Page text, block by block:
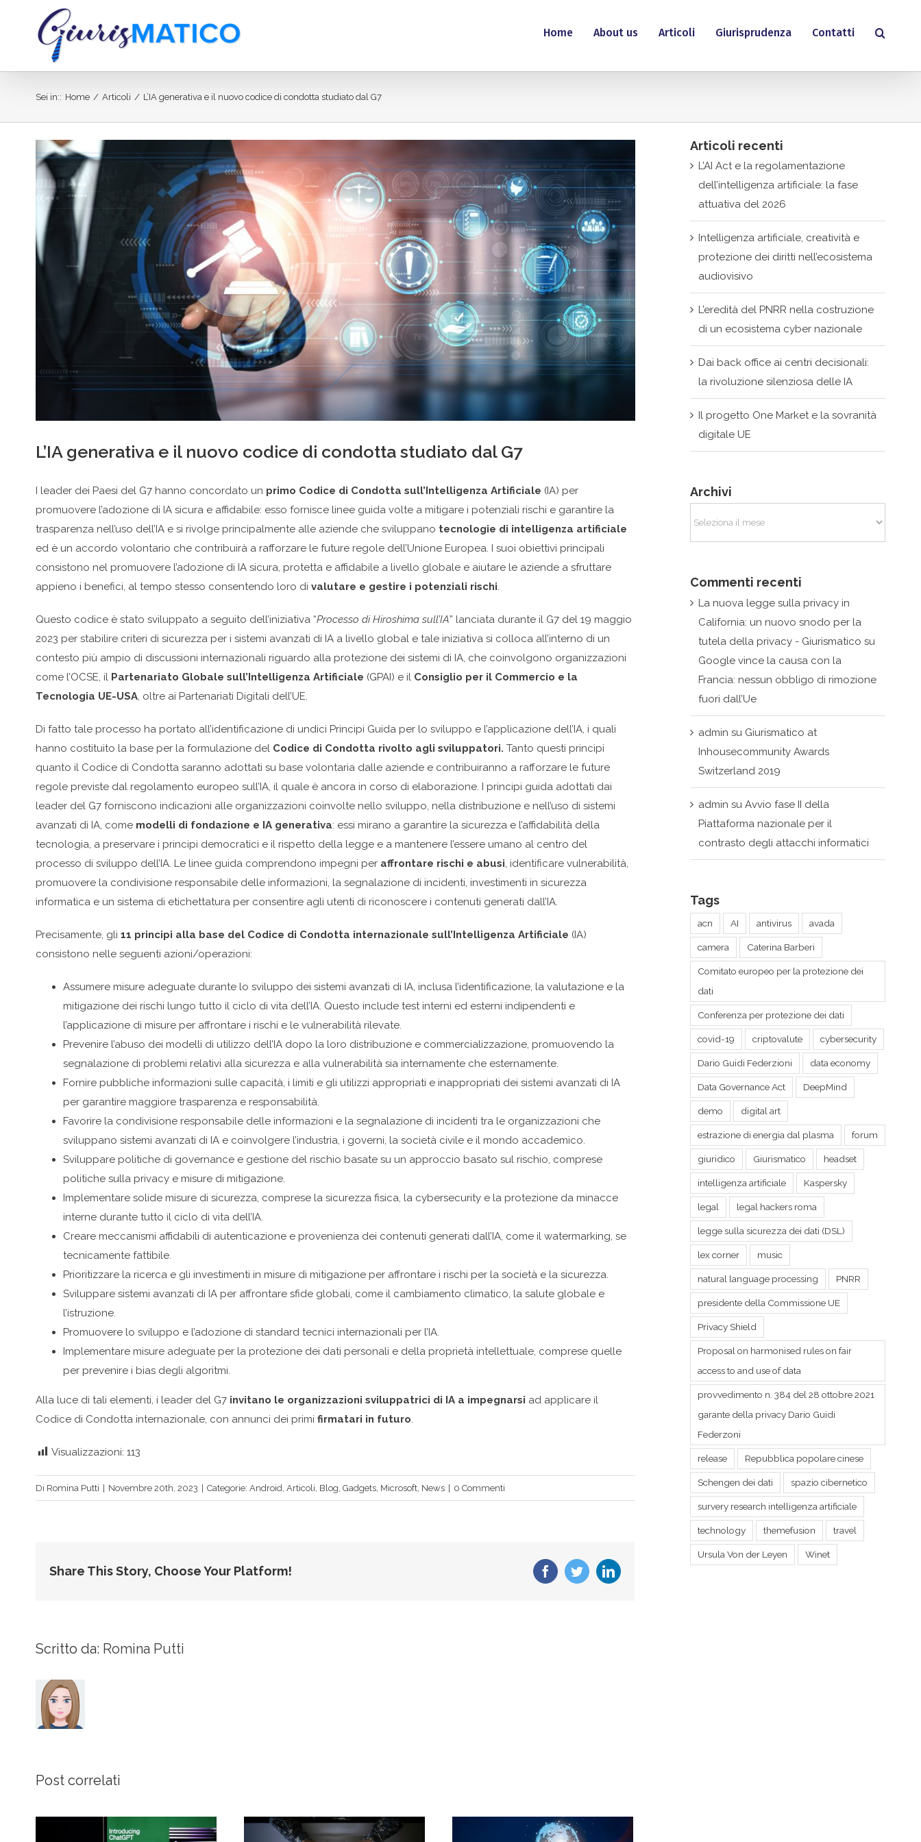
contenuto
Home About us Articoli Giurisprudenza Contatti
Sei in:: Home / Articoli / L’IA generativa e il nuovo codice di condotta studiato dal G7
Ingrandisci
immagine
L’IA generativa e il nuovo codice di condotta studiato dal G7
I leader dei Paesi del G7 hanno concordato un primo Codice di Condotta sull’Intelligenza Artificiale (IA) per
promuovere l’adozione di IA sicura e affidabile: esso fornisce linee guida volte a mitigare i potenziali rischi e garantire la
trasparenza nell’uso dell’IA e si rivolge principalmente alle aziende che sviluppano tecnologie di intelligenza artificiale
ed è un accordo volontario che contribuirà a rafforzare le future regole dell’Unione Europea. I suoi obiettivi principali
consistono nel promuovere l’adozione di IA sicura, protetta e affidabile a livello globale e aiutare le aziende a sfruttare
appieno i benefici, al tempo stesso consentendo loro di valutare e gestire i potenziali rischi.
Questo codice è stato sviluppato a seguito dell’iniziativa “Processo di Hiroshima sull’IA” lanciata durante il G7 del 19 maggio
2023 per stabilire criteri di sicurezza per i sistemi avanzati di IA a livello global e tale iniziativa si colloca all’interno di un
contesto più ampio di discussioni internazionali riguardo alla protezione dei sistemi di IA, che coinvolgono organizzazioni
come l’OCSE, il Partenariato Globale sull’Intelligenza Artificiale (GPAI) e il Consiglio per il Commercio e la
Tecnologia UE-USA, oltre ai Partenariati Digitali dell’UE.
Di fatto tale processo ha portato all’identificazione di undici Principi Guida per lo sviluppo e l’applicazione dell’IA, i quali
hanno costituito la base per la formulazione del Codice di Condotta rivolto agli sviluppatori. Tanto questi principi
quanto il Codice di Condotta saranno adottati su base volontaria dalle aziende e contribuiranno a rafforzare le future
regole previste dal regolamento europeo sull’IA, il quale è ancora in corso di elaborazione. I principi guida adottati dai
leader del G7 forniscono indicazioni alle organizzazioni coinvolte nello sviluppo, nella distribuzione e nell’uso di sistemi
avanzati di IA, come modelli di fondazione e IA generativa: essi mirano a garantire la sicurezza e l’affidabilità della
tecnologia, a preservare i principi democratici e il rispetto della legge e a mantenere l’essere umano al centro del
processo di sviluppo dell’IA. Le linee guida comprendono impegni per affrontare rischi e abusi, identificare vulnerabilità,
promuovere la condivisione responsabile delle informazioni, la segnalazione di incidenti, investimenti in sicurezza
informatica e un sistema di etichettatura per consentire agli utenti di riconoscere i contenuti generati dall’IA.
Precisamente, gli 11 principi alla base del Codice di Condotta internazionale sull’Intelligenza Artificiale (IA)
consistono nelle seguenti azioni/operazioni:
Assumere misure adeguate durante lo sviluppo dei sistemi avanzati di IA, inclusa l’identificazione, la valutazione e la
mitigazione dei rischi lungo tutto il ciclo di vita dell’IA. Questo include test interni ed esterni indipendenti e
l’applicazione di misure per affrontare i rischi e le vulnerabilità rilevate.
Prevenire l’abuso dei modelli di utilizzo dell’IA dopo la loro distribuzione e commercializzazione, promuovendo la
segnalazione di problemi relativi alla sicurezza e alla vulnerabilità sia internamente che esternamente.
Fornire pubbliche informazioni sulle capacità, i limiti e gli utilizzi appropriati e inappropriati dei sistemi avanzati di IA
per garantire maggiore trasparenza e responsabilità.
Favorire la condivisione responsabile delle informazioni e la segnalazione di incidenti tra le organizzazioni che
sviluppano sistemi avanzati di IA e coinvolgere l’industria, i governi, la società civile e il mondo accademico.
Sviluppare politiche di governance e gestione del rischio basate su un approccio basato sul rischio, comprese
politiche sulla privacy e misure di mitigazione.
Implementare solide misure di sicurezza, comprese la sicurezza fisica, la cybersecurity e la protezione da minacce
interne durante tutto il ciclo di vita dell’IA.
Creare meccanismi affidabili di autenticazione e provenienza dei contenuti generati dall’IA, come il watermarking, se
tecnicamente fattibile.
Prioritizzare la ricerca e gli investimenti in misure di mitigazione per affrontare i rischi per la società e la sicurezza.
Sviluppare sistemi avanzati di IA per affrontare sfide globali, come il cambiamento climatico, la salute globale e
l’istruzione.
Promuovere lo sviluppo e l’adozione di standard tecnici internazionali per l’IA.
Implementare misure adeguate per la protezione dei dati personali e della proprietà intellettuale, comprese quelle
per prevenire i bias degli algoritmi.
Alla luce di tali elementi, i leader del G7 invitano le organizzazioni sviluppatrici di IA a impegnarsi ad applicare il
Codice di Condotta internazionale, con annunci dei primi firmatari in futuro.
Visualizzazioni: 113
Di Romina Putti Novembre 20th, 2023 Categorie: Android, Articoli, Blog, Gadgets, Microsoft, News 0 Commenti
Share This Story, Choose Your Platform! FacebookTwitterLinkedIn
Scritto da: Romina Putti
Post correlati
Articoli recenti
L’AI Act e la regolamentazione
dell’intelligenza artificiale: la fase
attuativa del 2026
Intelligenza artificiale, creatività e
protezione dei diritti nell’ecosistema
audiovisivo
L’eredità del PNRR nella costruzione
di un ecosistema cyber nazionale
Dai back office ai centri decisionali:
la rivoluzione silenziosa delle IA
Il progetto One Market e la sovranità
digitale UE
Archivi
Commenti recenti
La nuova legge sulla privacy in
California: un nuovo snodo per la
tutela della privacy - Giurismatico su
Google vince la causa con la
Francia: nessun obbligo di rimozione
fuori dall’Ue
admin su Giurismatico at
Inhousecommunity Awards
Switzerland 2019
admin su Avvio fase II della
Piattaforma nazionale per il
contrasto degli attacchi informatici
Tags
acn AI antivirus avada
camera Caterina Barberi
Comitato europeo per la protezione dei
dati
Conferenza per protezione dei dati
covid-19 criptovalute cybersecurity
Dario Guidi Federzioni data economy
Data Governance Act DeepMind
demo digital art
estrazione di energia dal plasma forum
giuridico Giurismatico headset
intelligenza artificiale Kaspersky
legal legal hackers roma
legge sulla sicurezza dei dati (DSL)
lex corner music
natural language processing PNRR
presidente della Commissione UE
Privacy Shield
Proposal on harmonised rules on fair
access to and use of data
provvedimento n. 384 del 28 ottobre 2021
garante della privacy Dario Guidi
Federzoni
release Repubblica popolare cinese
Schengen dei dati spazio cibernetico
survery research intelligenza artificiale
technology themefusion travel
Ursula Von der Leyen Winet